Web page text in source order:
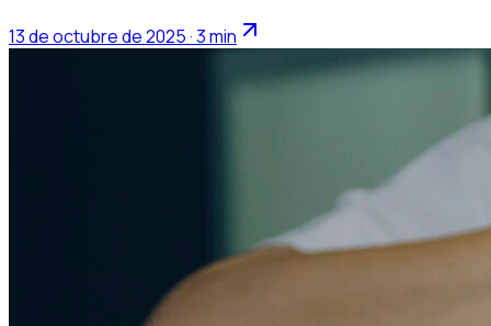
13 de octubre de 2025 · 3 min